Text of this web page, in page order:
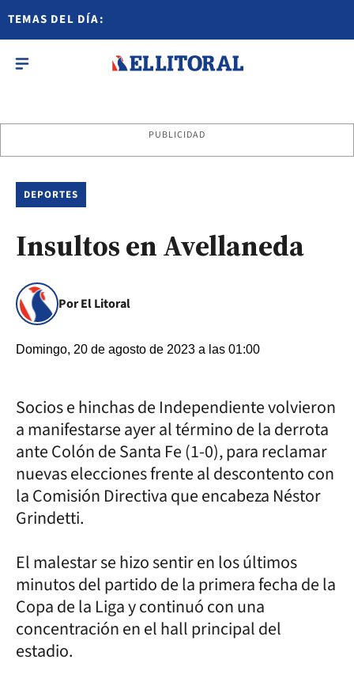
TEMAS DEL DÍA:
PUBLICIDAD
DEPORTES
Insultos en Avellaneda
Por El Litoral
Domingo, 20 de agosto de 2023 a las 01:00
Socios e hinchas de Independiente volvieron
a manifestarse ayer al término de la derrota
ante Colón de Santa Fe (1-0), para reclamar
nuevas elecciones frente al descontento con
la Comisión Directiva que encabeza Néstor
Grindetti.
El malestar se hizo sentir en los últimos
minutos del partido de la primera fecha de la
Copa de la Liga y continuó con una
concentración en el hall principal del
estadio.